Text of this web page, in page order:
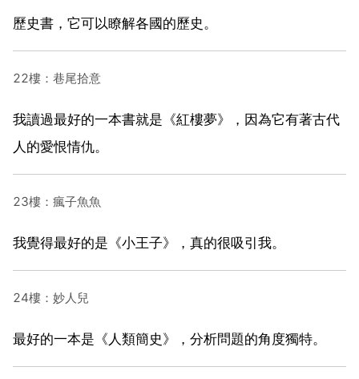
歷史書，它可以瞭解各國的歷史。
22樓：巷尾拾意
我讀過最好的一本書就是《紅樓夢》，因為它有著古代
人的愛恨情仇。
23樓：瘋子魚魚
我覺得最好的是《小王子》，真的很吸引我。
24樓：妙人兒
最好的一本是《人類簡史》，分析問題的角度獨特。